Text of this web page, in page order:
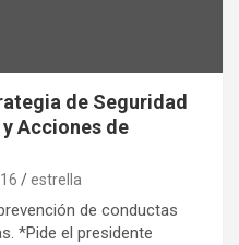
de Seguridad
Acciones de
estrella
de conductas
*Pide el presidente